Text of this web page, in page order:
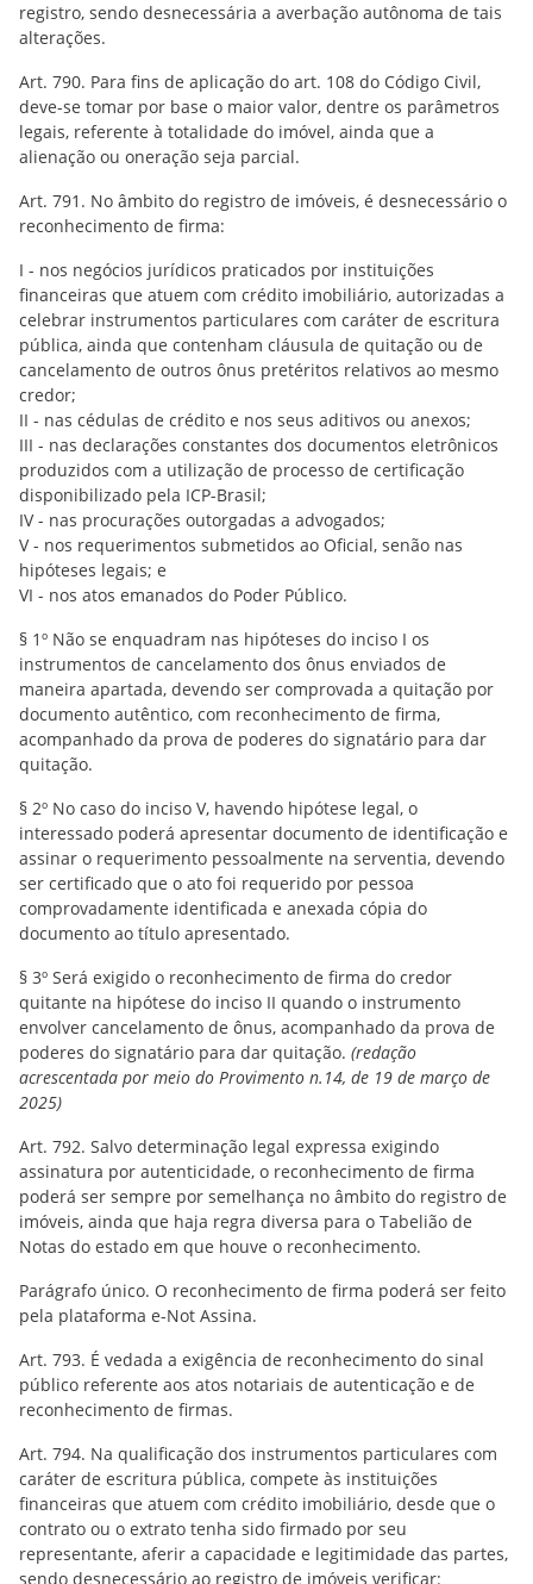
registro, sendo desnecessária a averbação autônoma de tais
alterações.
Art. 790. Para fins de aplicação do art. 108 do Código Civil,
deve-se tomar por base o maior valor, dentre os parâmetros
legais, referente à totalidade do imóvel, ainda que a
alienação ou oneração seja parcial.
Art. 791. No âmbito do registro de imóveis, é desnecessário o
reconhecimento de firma:
I - nos negócios jurídicos praticados por instituições
financeiras que atuem com crédito imobiliário, autorizadas a
celebrar instrumentos particulares com caráter de escritura
pública, ainda que contenham cláusula de quitação ou de
cancelamento de outros ônus pretéritos relativos ao mesmo
credor;
II - nas cédulas de crédito e nos seus aditivos ou anexos;
III - nas declarações constantes dos documentos eletrônicos
produzidos com a utilização de processo de certificação
disponibilizado pela ICP-Brasil;
IV - nas procurações outorgadas a advogados;
V - nos requerimentos submetidos ao Oficial, senão nas
hipóteses legais; e
VI - nos atos emanados do Poder Público.
§ 1º Não se enquadram nas hipóteses do inciso I os
instrumentos de cancelamento dos ônus enviados de
maneira apartada, devendo ser comprovada a quitação por
documento autêntico, com reconhecimento de firma,
acompanhado da prova de poderes do signatário para dar
quitação.
§ 2º No caso do inciso V, havendo hipótese legal, o
interessado poderá apresentar documento de identificação e
assinar o requerimento pessoalmente na serventia, devendo
ser certificado que o ato foi requerido por pessoa
comprovadamente identificada e anexada cópia do
documento ao título apresentado.
§ 3º Será exigido o reconhecimento de firma do credor
quitante na hipótese do inciso II quando o instrumento
envolver cancelamento de ônus, acompanhado da prova de
poderes do signatário para dar quitação. (redação
acrescentada por meio do Provimento n.14, de 19 de março de
2025)
Art. 792. Salvo determinação legal expressa exigindo
assinatura por autenticidade, o reconhecimento de firma
poderá ser sempre por semelhança no âmbito do registro de
imóveis, ainda que haja regra diversa para o Tabelião de
Notas do estado em que houve o reconhecimento.
Parágrafo único. O reconhecimento de firma poderá ser feito
pela plataforma e-Not Assina.
Art. 793. É vedada a exigência de reconhecimento do sinal
público referente aos atos notariais de autenticação e de
reconhecimento de firmas.
Art. 794. Na qualificação dos instrumentos particulares com
caráter de escritura pública, compete às instituições
financeiras que atuem com crédito imobiliário, desde que o
contrato ou o extrato tenha sido firmado por seu
representante, aferir a capacidade e legitimidade das partes,
sendo desnecessário ao registro de imóveis verificar: